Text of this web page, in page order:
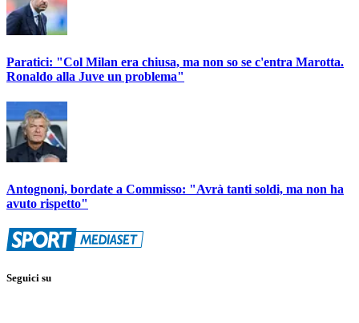
Paratici: "Col Milan era chiusa, ma non so se c'entra Marotta.
Ronaldo alla Juve un problema"
Antognoni, bordate a Commisso: "Avrà tanti soldi, ma non ha
avuto rispetto"
Seguici su